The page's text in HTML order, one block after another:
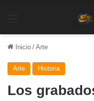
Inicio / Arte
Arte Historia
Los